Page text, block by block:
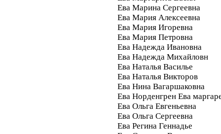
Ева Марина Сергеевна
Ева Мария Алексеевна
Ева Мария Игоревна
Ева Мария Петровна
Ева Надежда Ивановна
Ева Надежда Михайловн
Ева Наталья Василье
Ева Наталья Викторов
Ева Нина Вагаршаковна
Ева Норденгрен Ева
Ева Ольга Евгеньевна
Ева Ольга Сергеевна
Ева Регина Геннадье